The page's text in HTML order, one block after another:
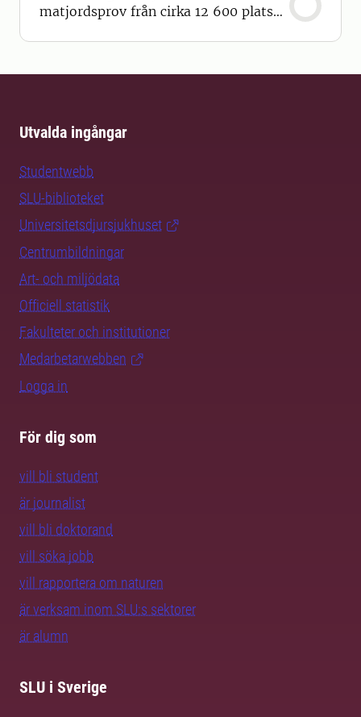
matjordsprov från cirka 12 600 platser
lagras i en databasen hos SLU och data
för olika områden (län, kommun eller
Utvalda ingångar
Studentwebb
SLU-biblioteket
Universitetsdjursjukhuset
Centrumbildningar
Art- och miljödata
Officiell statistik
Fakulteter och institutioner
Medarbetarwebben
Logga in
För dig som
vill bli student
är journalist
vill bli doktorand
vill söka jobb
vill rapportera om naturen
är verksam inom SLU:s sektorer
är alumn
SLU i Sverige